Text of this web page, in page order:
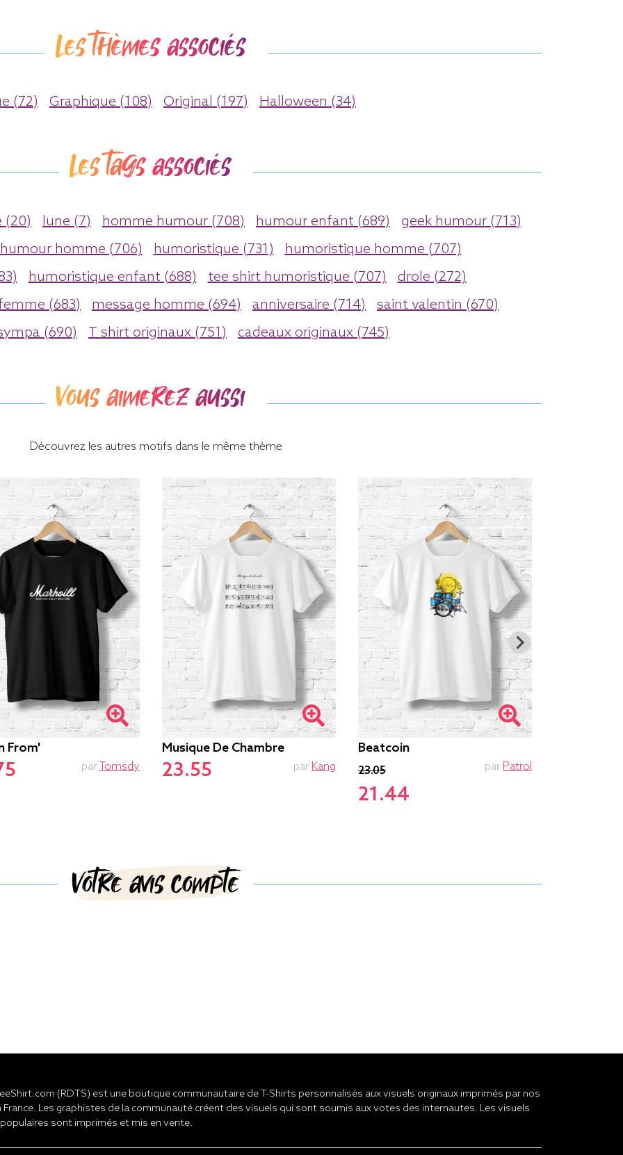
Les thèmes associés
(72) Graphique (108) Original (197) Halloween (34)
Les tags associés
(20) lune (7) homme humour (708) humour enfant (689)
geek humour (713)
humour homme (706) humoristique (731)
humoristique homme (707)
humoristique enfant (688) tee shirt humoristique (707)
drole (272)
(683) message homme (694) anniversaire (714)
saint valentin (670)
(690)
T shirt originaux (751) cadeaux originaux (745)
Vous aimerez aussi
Découvrez les autres motifs dans le même thème
From'
par Tomsdy
Musique De Chambre
23.55 par Kang
Beatcoin
23.05
21.44
par Patrol
Votre avis compte
(RDTS) est une boutique communautaire de T-Shirts personnalisés aux visuels originaux imprimés par nos
France. Les graphistes de la communauté créent des visuels qui sont soumis aux votes des internautes. Les visuels
sont imprimés et mis en vente.